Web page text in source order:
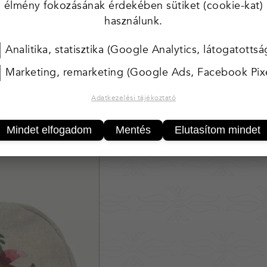
így minden darab egyedi. A motívumok a
szekrények, székek díszítésére használják. A
kiemelhető.
élmény fokozásának érdekében sütiket (cookie-kat)
használunk.
Analitika, statisztika (Google Analytics,
Marketing, remarketing (Google Ads, Facebook
Adatkezelési tájékoztató
Mindet elfogadom Mentés Elutasítom mindet